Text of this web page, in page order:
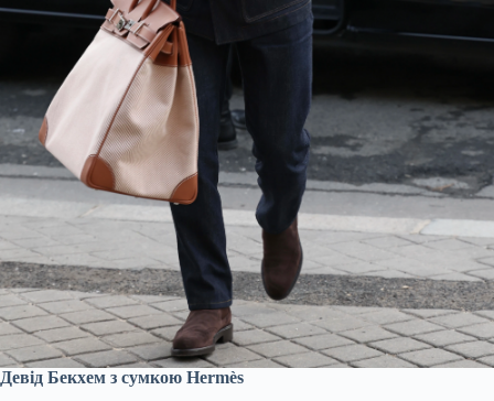
Девід Бекхем з сумкою Hermès